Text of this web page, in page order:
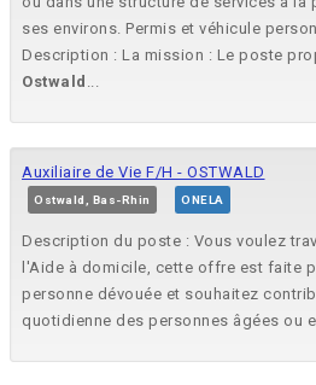
ses environs. Permis et véhicule
Description : La mission : Le poste
Ostwald ...
Auxiliaire de Vie F/H - OSTWALD
Ostwald, Bas-Rhin ONELA
Description du poste : Vous voulez
l'Aide à domicile, cette offre est faite
personne dévouée et souhaitez
quotidienne des personnes âgées ou